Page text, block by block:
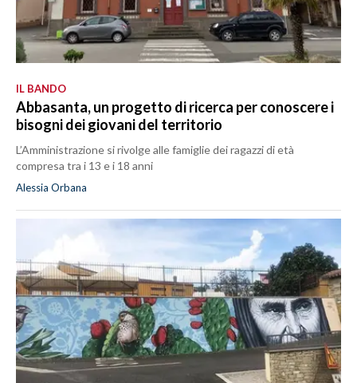
IL BANDO
Abbasanta, un progetto di ricerca per conoscere i
bisogni dei giovani del territorio
L’Amministrazione si rivolge alle famiglie dei ragazzi di età
compresa tra i 13 e i 18 anni
Alessia Orbana